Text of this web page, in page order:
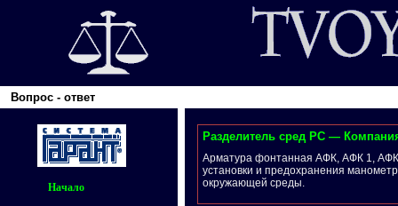
Вопрос - ответ
Начало
Разделитель сред РС —
Арматура фонтанная АФК, АФК 1,
установки и предохранения
окружающей среды.